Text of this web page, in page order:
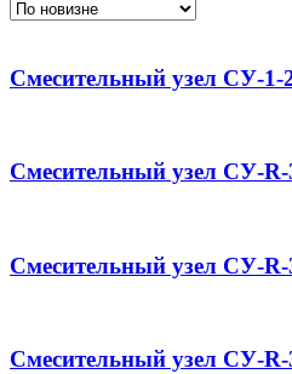
Смесительный узел СУ-1-
Смесительный узел СУ-R-
Смесительный узел СУ-R-
Смесительный узел СУ-R-